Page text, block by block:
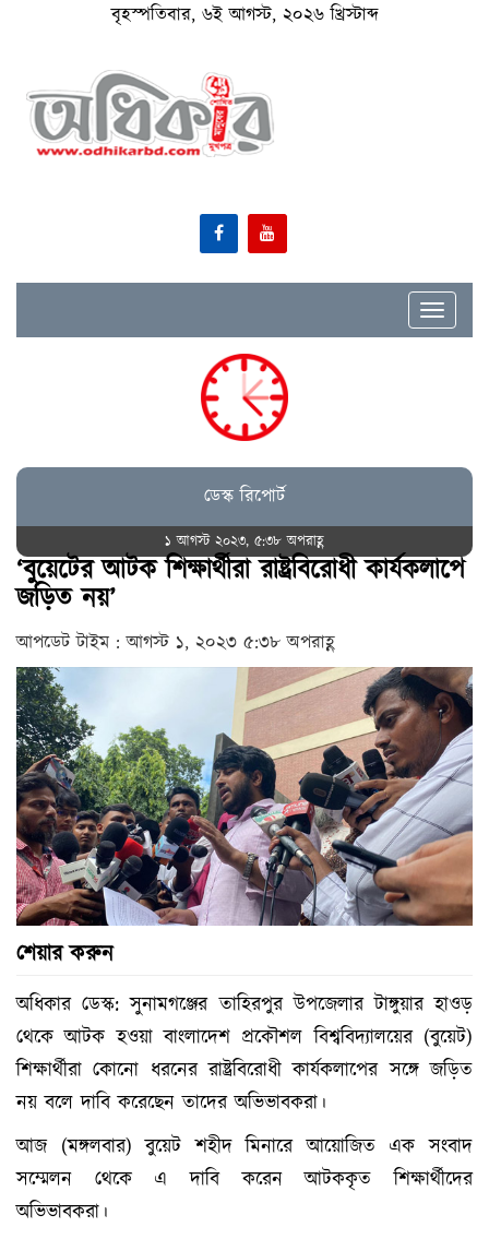
বৃহস্পতিবার, ৬ই আগস্ট, ২০২৬ খ্রিস্টাব্দ
Toggle
ডেস্ক রিপোর্ট
১ আগস্ট ২০২৩, ৫:৩৮ অপরাহ্ণ
‘বুয়েটের আটক শিক্ষার্থীরা রাষ্ট্রবিরোধী কার্যকলাপে
জড়িত নয়’
আপডেট টাইম : আগস্ট ১, ২০২৩ ৫:৩৮ অপরাহ্ণ
শেয়ার করুন
অধিকার ডেস্ক: সুনামগঞ্জের তাহিরপুর উপজেলার টাঙ্গুয়ার হাওড়
থেকে আটক হওয়া বাংলাদেশ প্রকৌশল বিশ্ববিদ্যালয়ের (বুয়েট)
শিক্ষার্থীরা কোনো ধরনের রাষ্ট্রবিরোধী কার্যকলাপের সঙ্গে জড়িত
নয় বলে দাবি করেছেন তাদের অভিভাবকরা।
আজ (মঙ্গলবার) বুয়েট শহীদ মিনারে আয়োজিত এক সংবাদ
সম্মেলন থেকে এ দাবি করেন আটককৃত শিক্ষার্থীদের
অভিভাবকরা।